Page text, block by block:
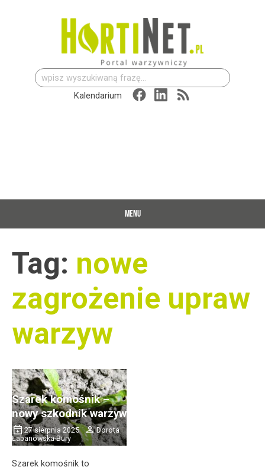
Szukaj:
Kalendarium
MENU
Tag: nowe
zagrożenie upraw
warzyw
Szarek komośnik –
nowy szkodnik warzyw
27 sierpnia 2025
Dorota
Łabanowska-Bury
Szarek komośnik to